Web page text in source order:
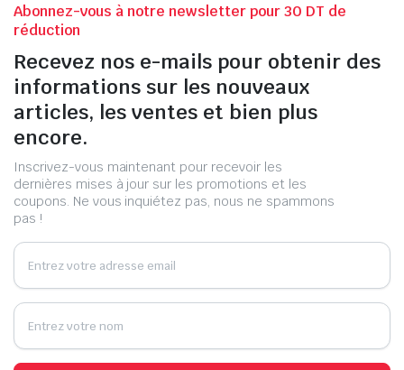
Abonnez-vous à notre newsletter pour 30 DT de
réduction
Recevez nos e-mails pour obtenir des
informations sur les nouveaux
articles, les ventes et bien plus
encore.
Inscrivez-vous maintenant pour recevoir les
dernières mises à jour sur les promotions et les
coupons. Ne vous inquiétez pas, nous ne spammons
pas !